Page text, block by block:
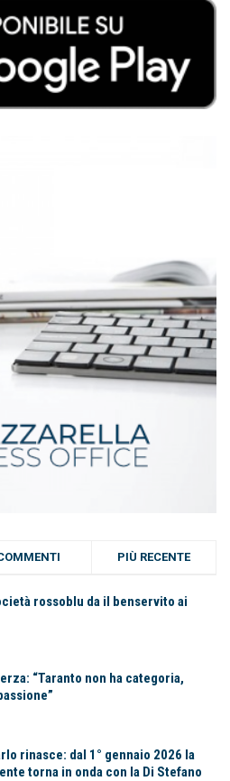
PIÙ RECENTE
rossoblu da il benservito ai
“Taranto non ha categoria,
rinasce: dal 1° gennaio 2026 la
torna in onda con la Di Stefano